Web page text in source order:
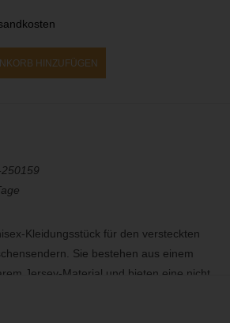
HINZUFÜGEN
Kleidungsstück für den versteckten
Sie bestehen aus einem
Jersey-Material und bieten eine nicht